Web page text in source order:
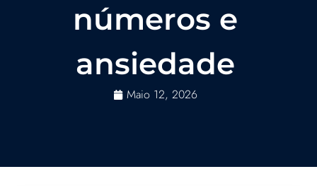
números e
ansiedade
Maio 12, 2026